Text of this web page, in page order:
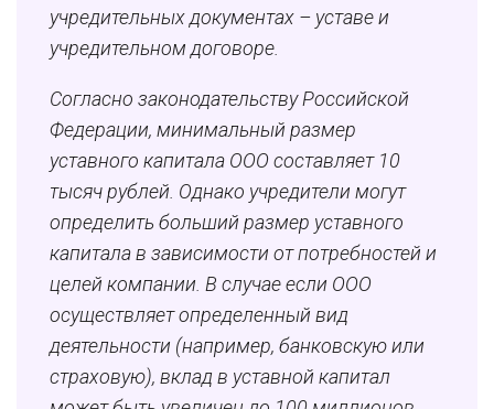
учредительных документах – уставе и
учредительном договоре.
Согласно законодательству Российской
Федерации, минимальный размер
уставного капитала ООО составляет 10
тысяч рублей. Однако учредители могут
определить больший размер уставного
капитала в зависимости от потребностей и
целей компании. В случае если ООО
осуществляет определенный вид
деятельности (например, банковскую или
страховую), вклад в уставной капитал